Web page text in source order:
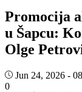
Promocija
u Šapcu:
Olge
Jun 24, 2026 -
0